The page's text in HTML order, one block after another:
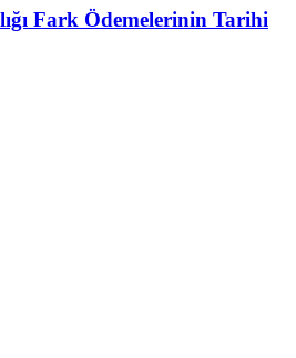
Fark Ödemelerinin Tarihi